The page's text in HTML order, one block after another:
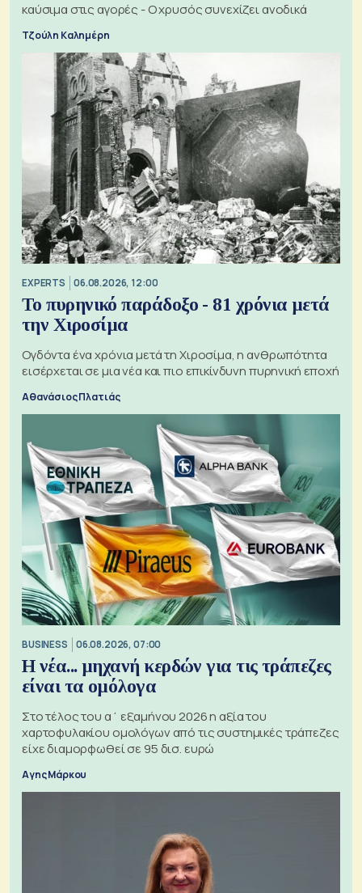
καύσιμα στις αγορές - Ο χρυσός συνεχίζει ανοδικά
Τζούλη Καλημέρη
EXPERTS 06.08.2026, 12:00
Το πυρηνικό παράδοξο - 81 χρόνια μετά
την Χιροσίμα
Ογδόντα ένα χρόνια μετά τη Χιροσίμα, η ανθρωπότητα
εισέρχεται σε μια νέα και πιο επικίνδυνη πυρηνική εποχή
Αθανάσιος Πλατιάς
BUSINESS 06.08.2026, 07:00
Η νέα... μηχανή κερδών για τις τράπεζες
είναι τα ομόλογα
Στο τέλος του α΄ εξαμήνου 2026 η αξία του
χαρτοφυλακίου ομολόγων από τις συστημικές τράπεζες
είχε διαμορφωθεί σε 95 δισ. ευρώ
Αγης Μάρκου